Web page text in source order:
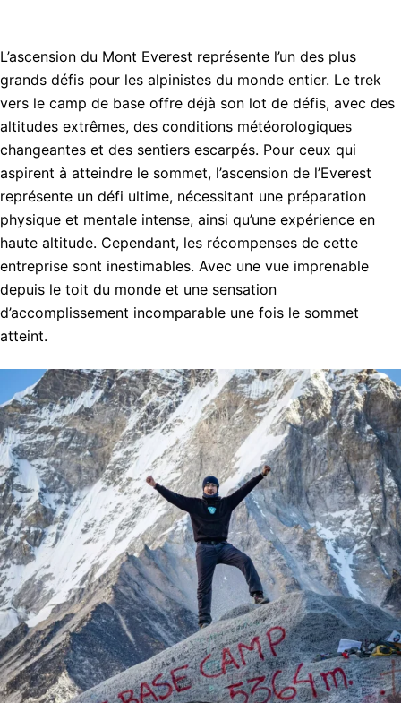
L’ascension du Mont Everest représente l’un des plus
grands défis pour les alpinistes du monde entier. Le trek
vers le camp de base offre déjà son lot de défis, avec des
altitudes extrêmes, des conditions météorologiques
changeantes et des sentiers escarpés. Pour ceux qui
aspirent à atteindre le sommet, l’ascension de l’Everest
représente un défi ultime, nécessitant une préparation
physique et mentale intense, ainsi qu’une expérience en
haute altitude. Cependant, les récompenses de cette
entreprise sont inestimables. Avec une vue imprenable
depuis le toit du monde et une sensation
d’accomplissement incomparable une fois le sommet
atteint.